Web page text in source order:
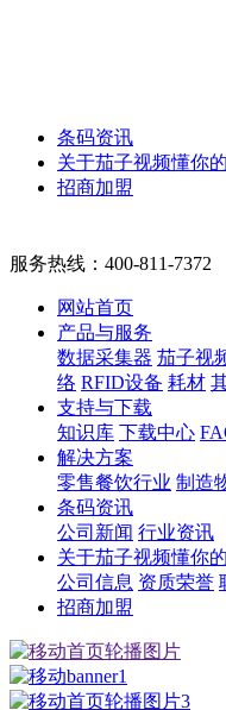
条码资讯
关于茄子视频懂你
招商加盟
服务热线： 400-811-7372
网站首页
产品与服务
数据采集器 茄子视
络 RFID设备 耗材
支持与下载
知识库 下载中心
解决方案
零售餐饮行业 制造
条码资讯
公司新闻 行业资讯
关于茄子视频懂你
公司信息 资质荣誉
招商加盟